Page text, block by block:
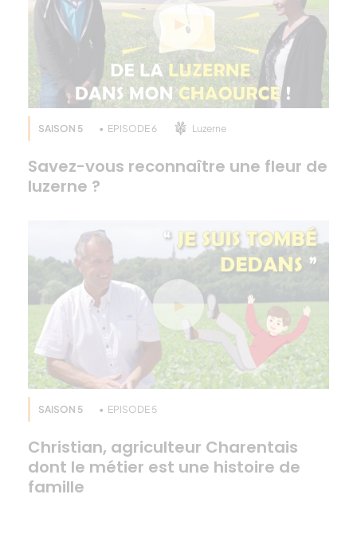
Paroles de terres c’est tout pour aujourd’hui, j’espère
que cet épisode vous a plu. La saga luzerne continue
alors abonnez-vous dès à présent à notre chaîne
Youtube Terres OléoPro et à très vite pour la suite.
SAISON 5 EPISODE 6 Luzerne
Savez-vous reconnaître une fleur de
luzerne ?
SAISON 5 EPISODE 5
Christian, agriculteur Charentais
dont le métier est une histoire de
famille